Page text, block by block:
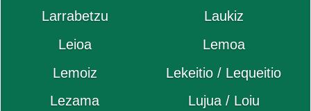
Larrabetzu
Laukiz
Leioa
Lemoa
Lemoiz
Lekeitio / Lequeitio
Lezama
Lujua / Loiu